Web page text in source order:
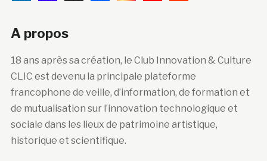
A propos
18 ans après sa création, le Club Innovation & Culture
CLIC est devenu la principale plateforme
francophone de veille, d’information, de formation et
de mutualisation sur l’innovation technologique et
sociale dans les lieux de patrimoine artistique,
historique et scientifique.